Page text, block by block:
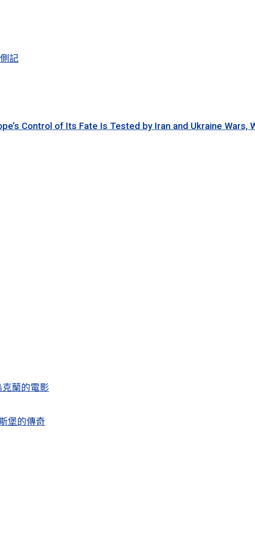
記
Control of Its Fate Is Tested by Iran and Ukraine Wars,
蘭的電影
堡的傳奇